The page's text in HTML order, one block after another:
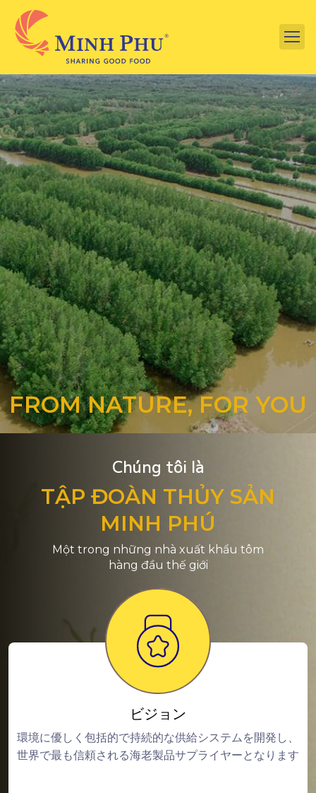
FROM NATURE, FOR YOU
Chúng tôi là
TẬP ĐOÀN THỦY SẢN
MINH PHÚ
Một trong những nhà xuất khẩu tôm
hàng đầu thế giới
ビジョン
環境に優しく包括的で持続的な供給システムを開発し、
世界で最も信頼される海老製品サプライヤーとなります